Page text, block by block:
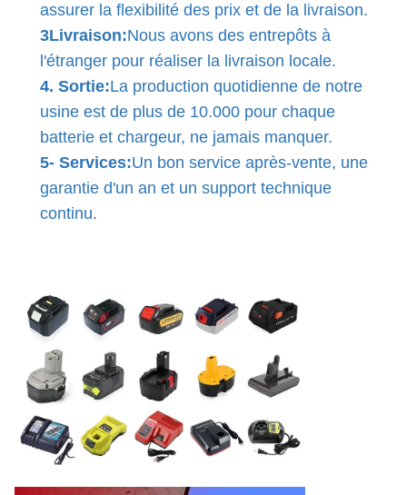
assurer la flexibilité des prix et de la livraison.
3Livraison:Nous avons des entrepôts à
l'étranger pour réaliser la livraison locale.
4. Sortie:La production quotidienne de notre
usine est de plus de 10.000 pour chaque
batterie et chargeur, ne jamais manquer.
5- Services:Un bon service après-vente, une
garantie d'un an et un support technique
continu.